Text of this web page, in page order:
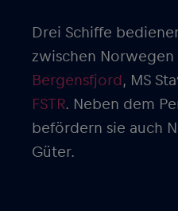
Drei Schiffe
zwischen Norwegen
Bergensfjord , MS
FSTR. Neben dem
befördern sie auch
Güter.